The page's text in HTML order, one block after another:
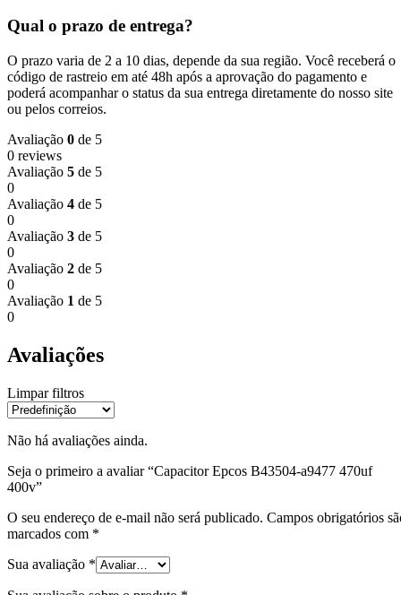
Qual o prazo de entrega?
O prazo varia de 2 a 10 dias, depende da sua região. Você receberá o
código de rastreio em até 48h após a aprovação do pagamento e
poderá acompanhar o status da sua entrega diretamente do nosso site
ou pelos correios.
Avaliação 0 de 5
0 reviews
Avaliação 5 de 5
0
Avaliação 4 de 5
0
Avaliação 3 de 5
0
Avaliação 2 de 5
0
Avaliação 1 de 5
0
Avaliações
Limpar filtros
Não há avaliações ainda.
Seja o primeiro a avaliar “Capacitor Epcos B43504-a9477 470uf
400v”
O seu endereço de e-mail não será publicado. Campos obrigatórios
marcados com *
Sua avaliação *